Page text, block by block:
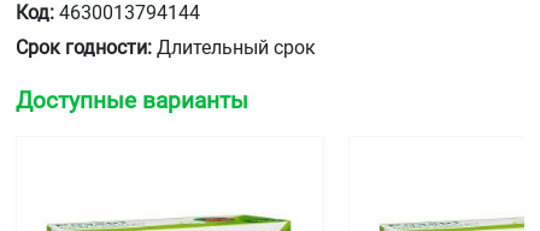
Код: 4630013794144
Срок годности: Длительный срок
Доступные варианты